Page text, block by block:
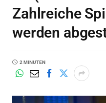
Zahlreiche
werden
2 MINUTEN